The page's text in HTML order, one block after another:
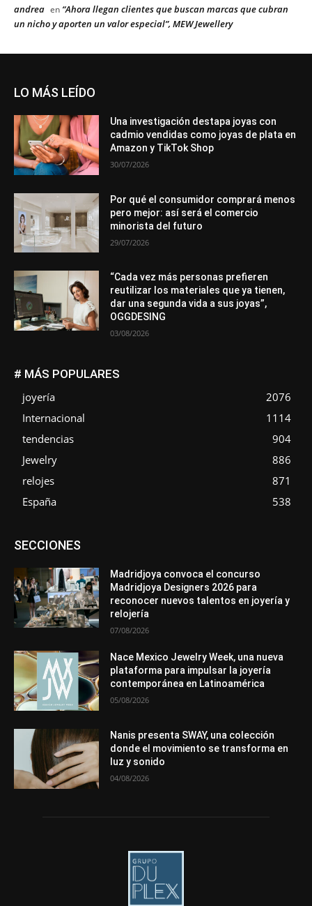
andrea en “Ahora llegan clientes que buscan marcas que cubran
un nicho y aporten un valor especial”, MEW Jewellery
LO MÁS LEÍDO
Una investigación destapa joyas con
cadmio vendidas como joyas de plata en
Amazon y TikTok Shop
30/07/2026
Por qué el consumidor comprará menos
pero mejor: así será el comercio
minorista del futuro
29/07/2026
“Cada vez más personas prefieren
reutilizar los materiales que ya tienen,
dar una segunda vida a sus joyas”,
OGGDESING
03/08/2026
# MÁS POPULARES
joyería
2076
Internacional
1114
tendencias
904
Jewelry
886
relojes
871
España
538
SECCIONESAsociaciones
Entrevistas
Mundo Técnico
Novedades Opiniones
Perspectiva
Premios
Secciones Sin categoría
Más
Madridjoya convoca el concurso
Madridjoya Designers 2026 para
reconocer nuevos talentos en joyería y
relojería
07/08/2026
Nace Mexico Jewelry Week, una nueva
plataforma para impulsar la joyería
contemporánea en Latinoamérica
05/08/2026
Nanis presenta SWAY, una colección
donde el movimiento se transforma en
luz y sonido
04/08/2026